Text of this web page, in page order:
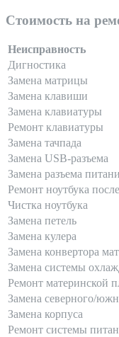
Стоимость на
Неисправность
Дигностика
Замена матрицы
Замена клавиши
Замена клавиатуры
Ремонт клавиатуры
Замена тачпада
Замена USB-разъема
Замена разъема
Ремонт ноутбука
Чистка ноутбука
Замена петель
Замена кулера
Замена конвертора
Замена системы
Ремонт материнской
Замена северного/
Замена корпуса
Ремонт системы